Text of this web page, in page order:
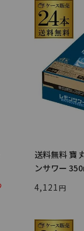
送料無料 寶
ンサワー
4,121